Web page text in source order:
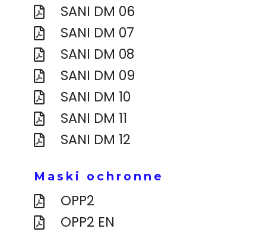
SANI DM 06
SANI DM 07
SANI DM 08
SANI DM 09
SANI DM 10
SANI DM 11
SANI DM 12
Maski ochronne
OPP2
OPP2 EN